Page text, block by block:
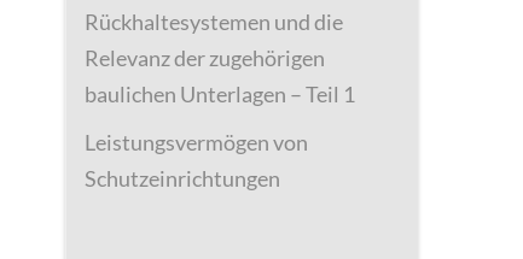
Rückhaltesystemen und die
Relevanz der zugehörigen
baulichen Unterlagen – Teil 1
Leistungsvermögen von
Schutzeinrichtungen